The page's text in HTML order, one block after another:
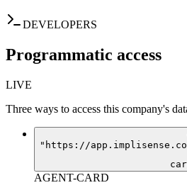
DEVELOPERS
Programmatic access
LIVE
Three ways to access this company's
"https://
AGENT-CARD